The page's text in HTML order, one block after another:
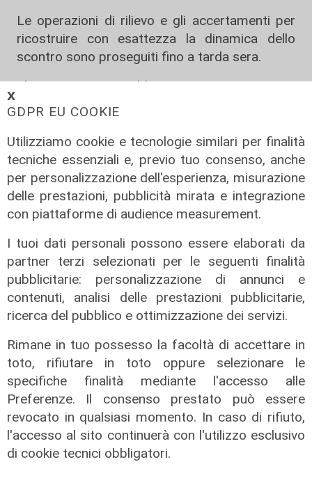
𝗫
GDPR EU COOKIE
Utilizziamo cookie e tecnologie similari per finalità
tecniche essenziali e, previo tuo consenso, anche
per personalizzazione dell'esperienza, misurazione
delle prestazioni, pubblicità mirata e integrazione
con piattaforme di audience measurement.
I tuoi dati personali possono essere elaborati da
partner terzi selezionati per le seguenti finalità
pubblicitarie: personalizzazione di annunci e
contenuti, analisi delle prestazioni pubblicitarie,
ricerca del pubblico e ottimizzazione dei servizi.
Rimane in tuo possesso la facoltà di accettare in
toto, rifiutare in toto oppure selezionare le
specifiche finalità mediante l'accesso alle
Preferenze. Il consenso prestato può essere
revocato in qualsiasi momento. In caso di rifiuto,
l'accesso al sito continuerà con l'utilizzo esclusivo
di cookie tecnici obbligatori.
Le operazioni di rilievo e gli accertamenti per
ricostruire con esattezza la dinamica dello
scontro sono proseguiti fino a tarda sera.
Elisa Bozzano avrebbe compiuto 26 anni a
luglio, lavorava come autista per Amt e aveva
Per restare sempre aggiornatisulle principali
Telenord, su
Whatsapp,suInstagram,su
Youtubee suFacebook
Condividi:
ATTUALITÀ POLITICA SPORT SALUTE
CULTURA ECONOMIA TRANSPORT